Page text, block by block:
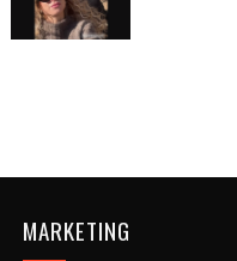
MARKETING